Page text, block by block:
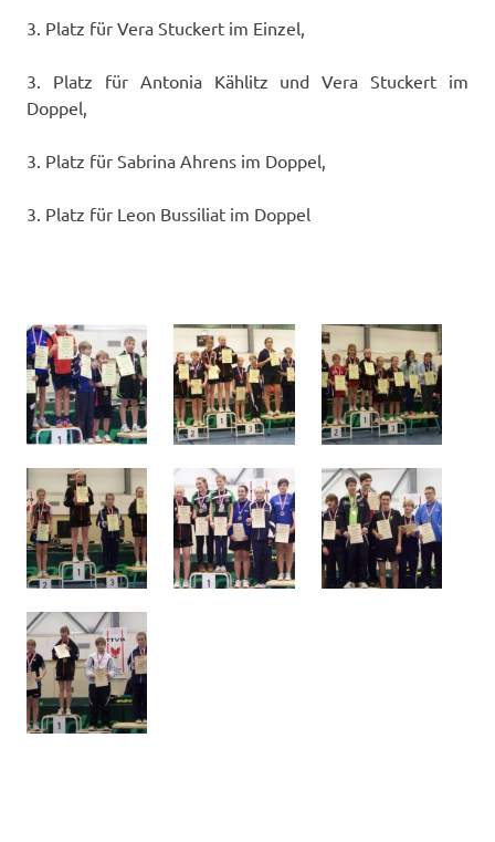
3. Platz für Vera Stuckert im Einzel,
3. Platz für Antonia Kählitz und Vera Stuckert im
Doppel,
3. Platz für Sabrina Ahrens im Doppel,
3. Platz für Leon Bussiliat im Doppel